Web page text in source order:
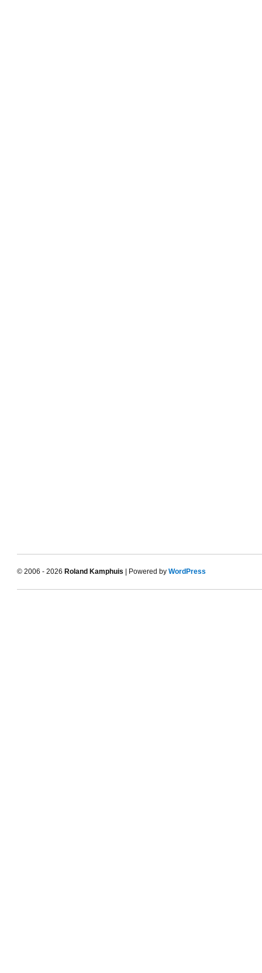
© 2006 - 2026 Roland Kamphuis | Powered by WordPress